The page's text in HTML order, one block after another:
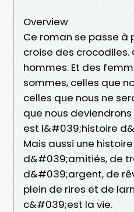
Overview
Ce roman se passe à
croise des
hommes. Et des
sommes, celles que
celles que nous ne
que nous
est l&#039;histoire
Mais aussi une
d&#039;amitiés, de
d&#039;argent, de
plein de rires et de
c&#039;est la vie.